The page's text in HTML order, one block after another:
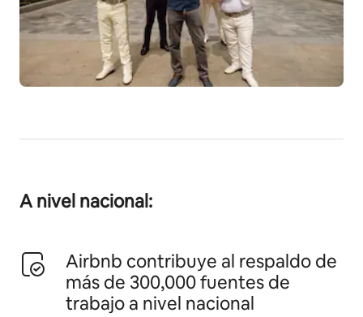
A nivel nacional:
Airbnb contribuye al respaldo de
más de 300,000 fuentes de
trabajo a nivel nacional